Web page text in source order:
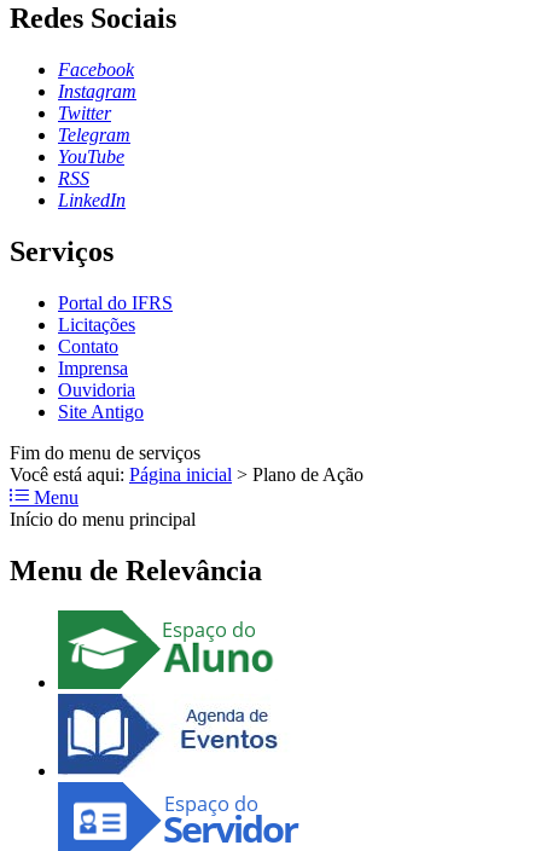
Redes Sociais
Facebook
Instagram
Twitter
Telegram
YouTube
RSS
LinkedIn
Serviços
Portal do IFRS
Licitações
Contato
Imprensa
Ouvidoria
Site Antigo
Fim do menu de serviços
Você está aqui: Página inicial > Plano de Ação
Menu
Início do menu principal
Menu de Relevância